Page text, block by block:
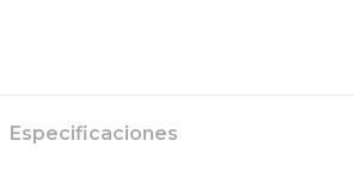
Especificaciones